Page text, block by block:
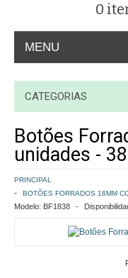
0
MENU
A EMPRESA
CONTATO
COMO COMPRAR
SIMULAR FRETE
FINALIZAR COMPRA
CATEGORIAS
Botões
unidades - 38
PRINCIPAL
BOTÕES FORRADOS 18MM
Modelo: BF1838